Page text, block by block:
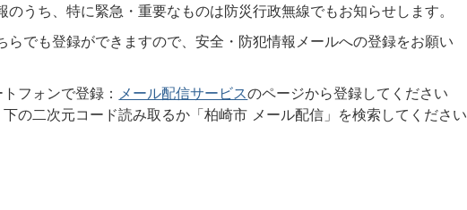
のうち、特に緊急・重要なものは防災行政無線でもお知らせします。
らでも登録ができますので、安全・防犯情報メールへの登録をお願い
フォンで登録： メール配信サービスのページから登録してください
の二次元コード読み取るか「柏崎市 メール配信」を検索してください